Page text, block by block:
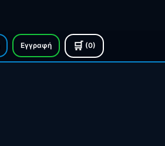
Εγγραφή 🛒 (0)